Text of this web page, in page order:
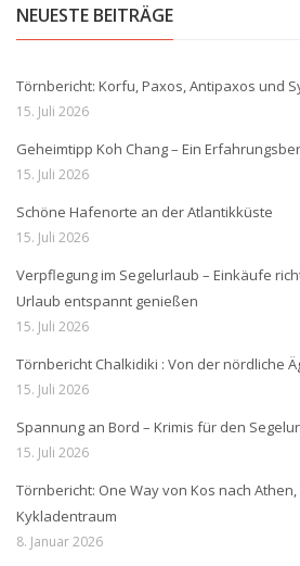
NEUESTE BEITRÄGE
Törnbericht: Korfu, Paxos, Antipaxos und
15. Juli 2026
Geheimtipp Koh Chang – Ein
15. Juli 2026
Schöne Hafenorte an der Atlantikküste
15. Juli 2026
Verpflegung im Segelurlaub – Einkäufe
Urlaub entspannt genießen
15. Juli 2026
Törnbericht Chalkidiki : Von der nördliche
15. Juli 2026
Spannung an Bord – Krimis für den
15. Juli 2026
Törnbericht: One Way von Kos nach Athen,
Kykladentraum
8. Januar 2026